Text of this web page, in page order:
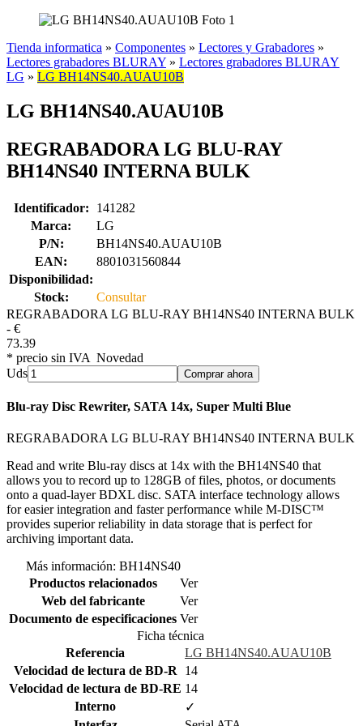
Tienda informatica » Componentes » Lectores y Grabadores »
Lectores grabadores BLURAY » Lectores grabadores BLURAY
LG » LG BH14NS40.AUAU10B
LG BH14NS40.AUAU10B
REGRABADORA LG BLU-RAY
BH14NS40 INTERNA BULK
Identificador:
141282
Marca:
LG
P/N:
BH14NS40.AUAU10B
EAN:
8801031560844
Disponibilidad:
Stock:
Consultar
REGRABADORA LG BLU-RAY BH14NS40 INTERNA BULK
- €
73.39
* precio sin IVA Novedad
Uds
Comprar ahora
Blu-ray Disc Rewriter, SATA 14x, Super Multi Blue
REGRABADORA LG BLU-RAY BH14NS40 INTERNA BULK
Read and write Blu-ray discs at 14x with the BH14NS40 that
allows you to record up to 128GB of files, photos, or documents
onto a quad-layer BDXL disc. SATA interface technology allows
for easier integration and faster performance while M-DISC™
provides superior reliability in data storage that is perfect for
archiving important data.
Más información: BH14NS40
Productos relacionados
Ver
Web del fabricante
Ver
Documento de especificaciones Ver
Ficha técnica
Referencia
LG BH14NS40.AUAU10B
Velocidad de lectura de BD-R
14
Velocidad de lectura de BD-RE 14
Interno
✓